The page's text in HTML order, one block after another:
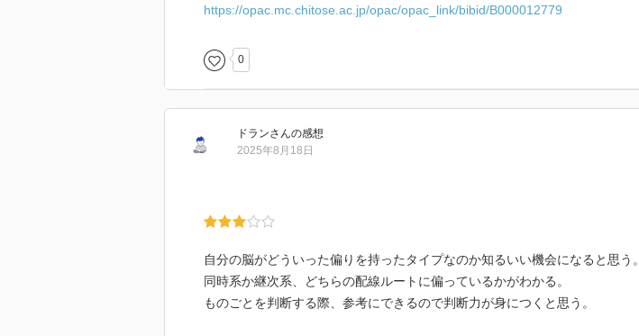
https://opac.mc.chitose.ac.jp/opac/opac_link/bibid/B000012779
0
ドランさんの感想
2025年8月18日
自分の脳がどういった偏りを持ったタイプなのか知るいい機会になると思う。
同時系か継次系、どちらの配線ルートに偏っているかがわかる。
ものごとを判断する際、参考にできるので判断力が身につくと思う。